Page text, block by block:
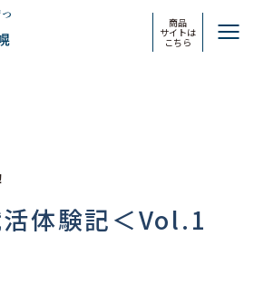
商品
サイトは
こちら
体験記＜Vol.1